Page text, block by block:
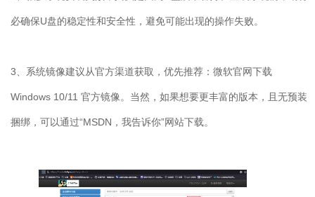
必确保U盘的稳定性和安全性，避免可能出现的操作失败。
3、系统镜像建议从官方渠道获取，优先推荐：微软官网下载
Windows 10/11 官方镜像。当然，如果想要更丰富的版本，且无预装
捆绑，可以通过“MSDN，我告诉你”网站下载。